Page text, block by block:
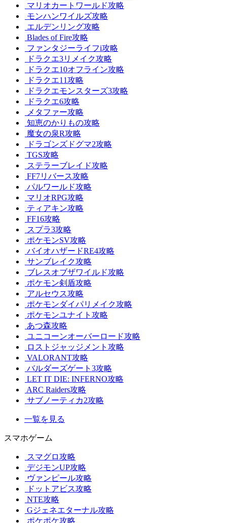
マリオカートワールド攻略
モンハンワイルズ攻略
エルデンリング攻略
Blades of Fire攻略
ファンタジーライフi攻略
ドラクエ3リメイク攻略
ドラクエ10オフライン攻略
ドラクエ11攻略
ドラクエモンスターズ3攻略
ドラクエ6攻略
メタファー攻略
知恵のかりもの攻略
魔女の泉R攻略
ドラゴンズドグマ2攻略
TGS攻略
ステラーブレイド攻略
FF7リバース攻略
パルワールド攻略
マリオRPG攻略
ティアキン攻略
FF16攻略
スプラ3攻略
ポケモンSV攻略
バイオハザードRE4攻略
サンブレイク攻略
ブレスオブザワイルド攻略
ポケモン剣盾攻略
アルセウス攻略
ポケモンダイパリメイク攻略
ポケモンユナイト攻略
あつ森攻略
ユニコーンオーバーロード攻略
ロストジャッジメント攻略
VALORANT攻略
バルダーズゲート3攻略
LET IT DIE: INFERNO攻略
ARC Raiders攻略
サブノーティカ2攻略
一覧を見る
スマホゲーム
スマグロ攻略
デジモンUP攻略
ヴァンピール攻略
ドットアビス攻略
NTE攻略
Gジェネエターナル攻略
ポケポケ攻略